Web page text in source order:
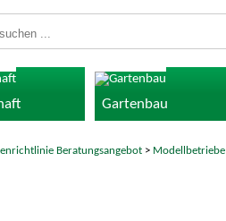
Gartenbau
Beratungsangebot > Modellbetriebe